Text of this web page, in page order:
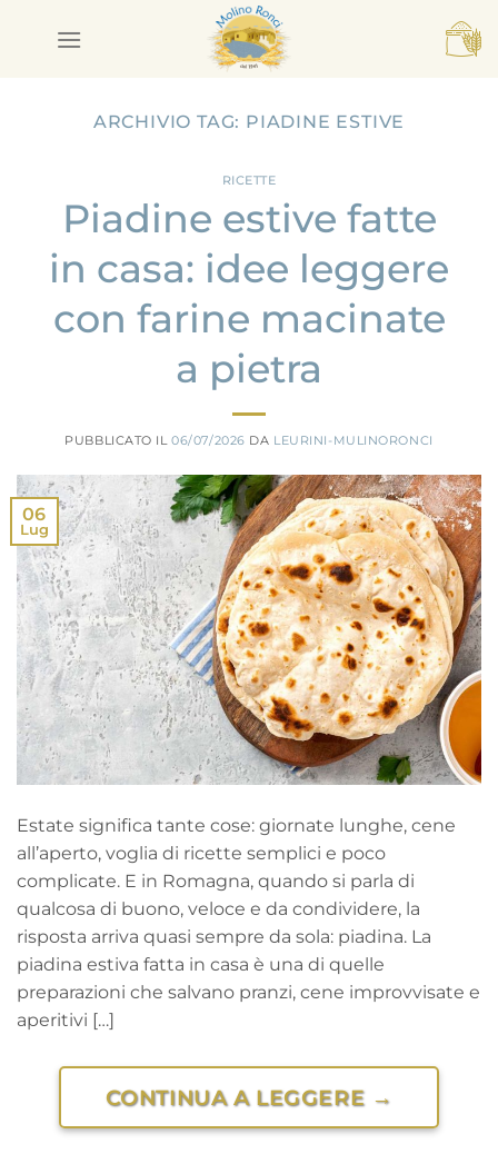
ARCHIVIO TAG: PIADINE ESTIVE
RICETTE
Piadine estive fatte
in casa: idee leggere
con farine macinate
a pietra
PUBBLICATO IL06/07/2026 DA LEURINI-MULINORONCI
06
Lug
Estate significa tante cose: giornate lunghe, cene
all’aperto, voglia di ricette semplici e poco
complicate. E in Romagna, quando si parla di
qualcosa di buono, veloce e da condividere, la
risposta arriva quasi sempre da sola: piadina. La
piadina estiva fatta in casa è una di quelle
preparazioni che salvano pranzi, cene improvvisate e
aperitivi […]
CONTINUA A LEGGERE →